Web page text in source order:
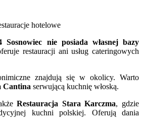
hotelowe
nie posiada własnej bazy
restauracji ani usług cateringowych
znajdują się w okolicy. Warto
Cantina serwującą kuchnię włoską.
Restauracja Stara Karczma, gdzie
kuchni polskiej. Oferują dania